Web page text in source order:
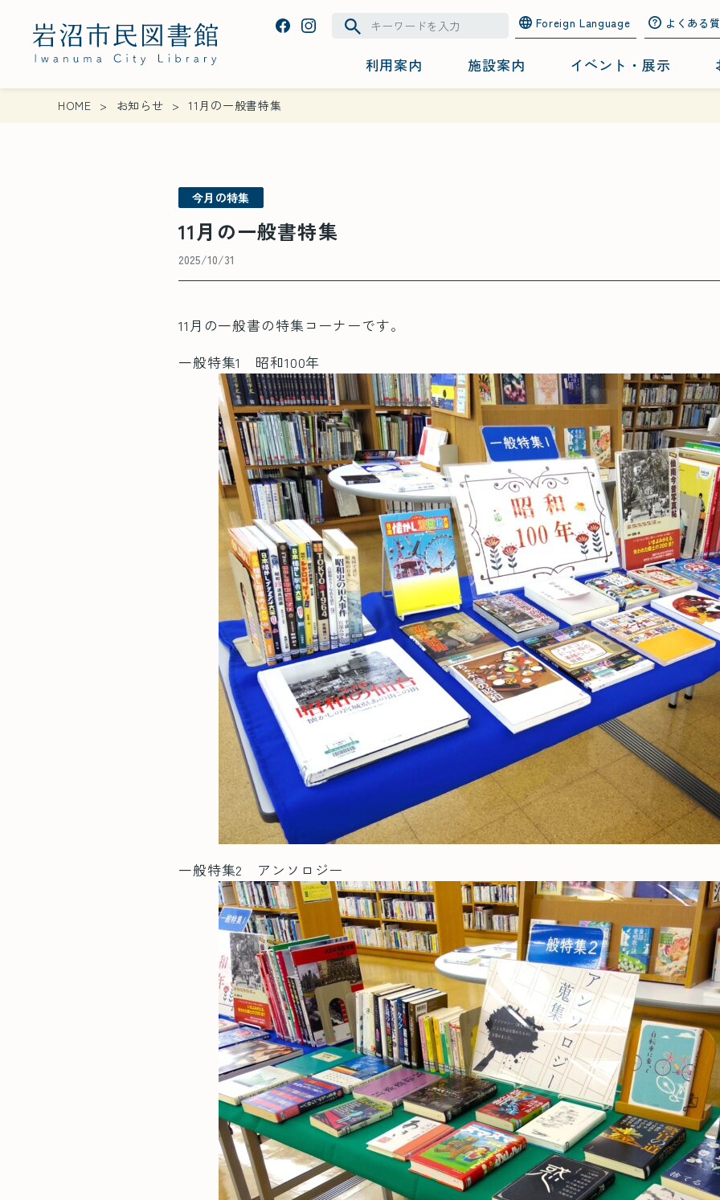
Foreign Language よくある
利用案内 施設案内 イベント・展示
HOME お知らせ 11月の一般書特集
今月の特集
11月の一般書特集
2025/10/31
11月の一般書の特集コーナーです。
一般特集1 昭和100年
一般特集2 アンソロジー